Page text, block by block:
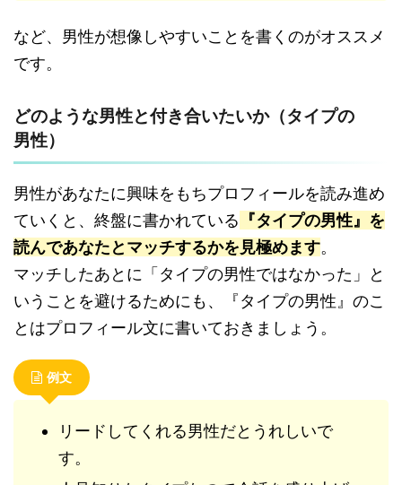
など、男性が想像しやすいことを書くのがオススメ
です。
どのような男性と付き合いたいか（タイプの
男性）
男性があなたに興味をもちプロフィールを読み進め
ていくと、終盤に書かれている 『タイプの男性』を
読んであなたとマッチするかを見極めます。
マッチしたあとに「タイプの男性ではなかった」と
いうことを避けるためにも、『タイプの男性』のこ
とはプロフィール文に書いておきましょう。
例文
リードしてくれる男性だとうれしいで
す。